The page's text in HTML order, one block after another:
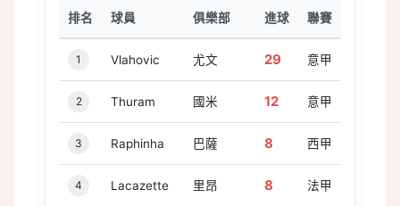
排名 球員 俱樂部 進球 聯賽
1 Vlahovic 尤文 29 意甲
2 Thuram 國米 12 意甲
3 Raphinha 巴薩 8 西甲
4 Lacazette 里昂 8 法甲